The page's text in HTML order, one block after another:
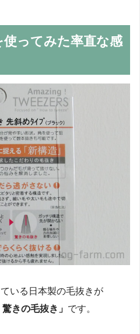
ってみた率直な感
いる日本製の毛抜きが
きの毛抜き」 です。